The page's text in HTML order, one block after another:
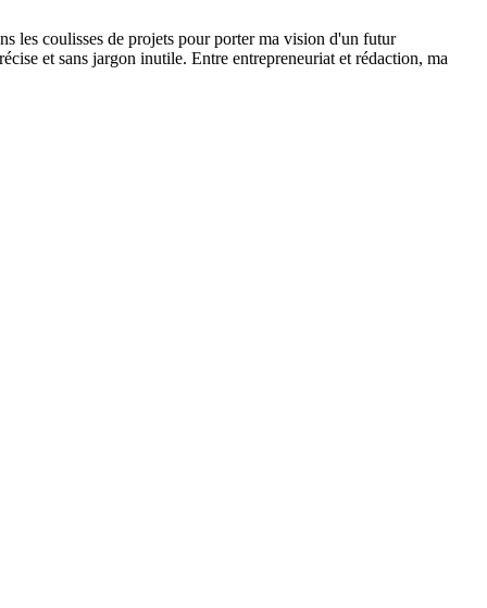
les coulisses de projets pour porter ma vision d'un futur
et sans jargon inutile. Entre entrepreneuriat et rédaction, ma